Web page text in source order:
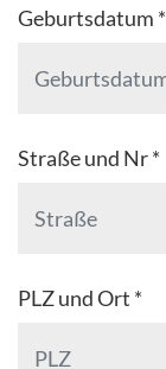
Geburtsdatum *
Straße und Nr *
PLZ und Ort *